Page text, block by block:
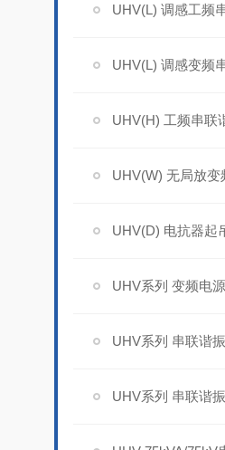
UHV(L) 调感工频
UHV(L) 调感变频
UHV(H) 工频串联
UHV(W) 无局放变
UHV(D) 电抗器起
UHV系列 变频电源
UHV系列 串联谐
UHV系列 串联谐